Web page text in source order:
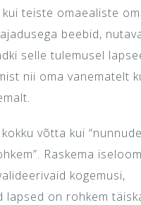
teiste omaealiste
beebid,
selle tulemusel
nii oma vanematelt
võtta kui
Raskema
kogemusi,
lapsed on rohkem